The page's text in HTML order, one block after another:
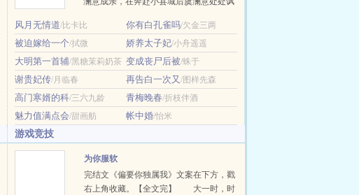
知己把虞澜意杀了。 现在他在宴会上被人
抓住和虞澜意同处一室，在大庭广众之下
私会，虞澜意本想让男主和自己关在一起
结果关错人了，现在他用袖子遮挡着脸，
对着郑山辞怒目而视。 面对众人的指责，
郑山辞咬牙：“我娶。” 郑山辞嘴里发苦，
这人完全就是一个作精，侯府娇养…
风月无情道/比卡比 你有白孔雀吗/欠金三两
被迫嫁给一个/拭微 娇养太子妃/小舟遥遥
大明第一首辅/黑糖茉莉奶茶 变成丧尸后被/蛛于
谢贵妃传/月临春 再告白一次又/图样先森
高门寒婿的科/三六九龄 青梅晚春/折枝伴酒
魅力值满点会/甜画舫 帐中婚/怡米
游戏竞技
为你服软
完结文《偏要你独属我》文案在下方，戳
右上角收藏。【全文完】 大一时，时